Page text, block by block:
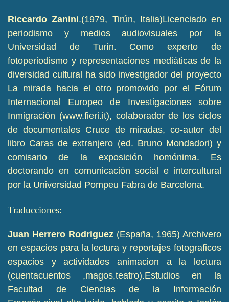
Riccardo Zanini.(1979, Tirún, Italia)Licenciado en
periodismo y medios audiovisuales por la
Universidad de Turín. Como experto de
fotoperiodismo y representaciones mediáticas de la
diversidad cultural ha sido investigador del proyecto
La mirada hacia el otro promovido por el Fórum
Internacional Europeo de Investigaciones sobre
Inmigración (www.fieri.it), colaborador de los ciclos
de documentales Cruce de miradas, co-autor del
libro Caras de extranjero (ed. Bruno Mondadori) y
comisario de la exposición homónima. Es
doctorando en comunicación social e intercultural
por la Universidad Pompeu Fabra de Barcelona.
Traducciones:
Juan Herrero Rodriguez (España, 1965) Archivero
en espacios para la lectura y reportajes fotograficos
espacios y actividades animacion a la lectura
(cuentacuentos ,magos,teatro).Estudios en la
Facultad de Ciencias de la Información